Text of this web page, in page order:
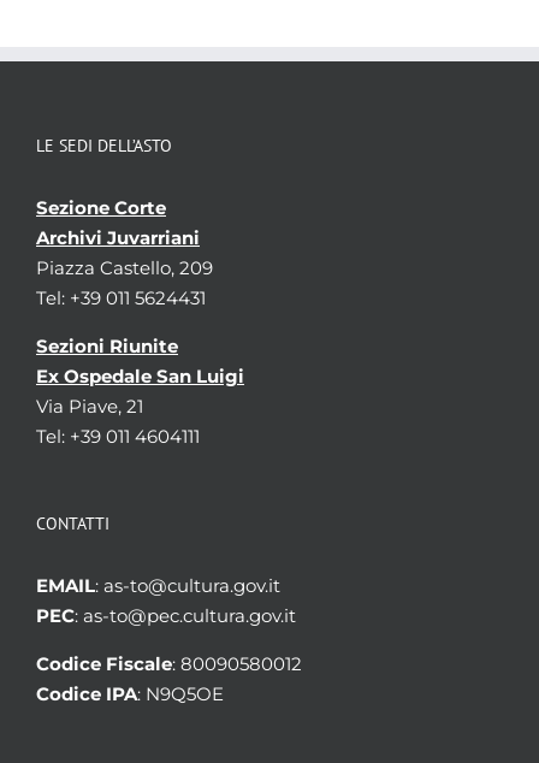
LE SEDI DELL’ASTO
Sezione Corte
Archivi Juvarriani
Piazza Castello, 209
Tel: +39 011 5624431
Sezioni Riunite
Ex Ospedale San Luigi
Via Piave, 21
Tel: +39 011 4604111
CONTATTI
EMAIL: as-to@cultura.gov.it
PEC: as-to@pec.cultura.gov.it
Codice Fiscale: 80090580012
Codice IPA: N9Q5OE